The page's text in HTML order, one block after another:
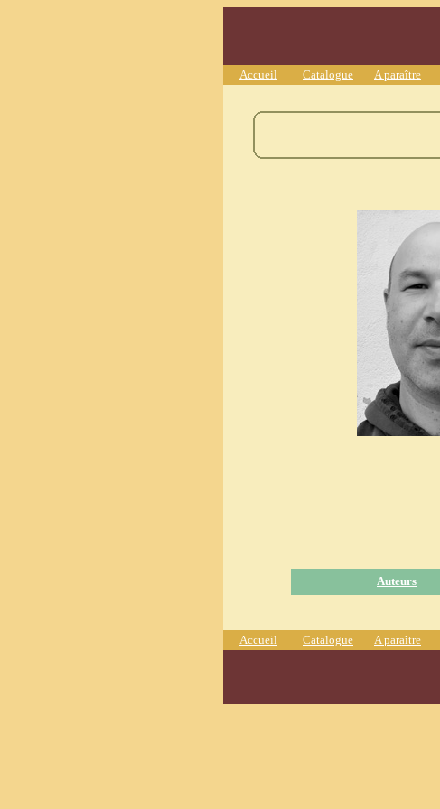
Accueil Catalogue A paraître
Auteurs
Accueil Catalogue A paraître